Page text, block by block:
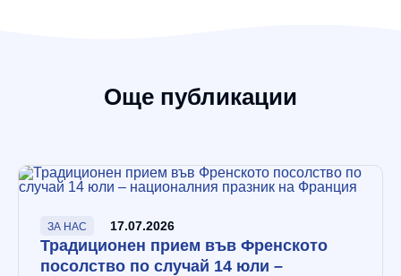
Още публикации
ЗА НАС 17.07.2026
Традиционен прием във Френското
посолство по случай 14 юли –